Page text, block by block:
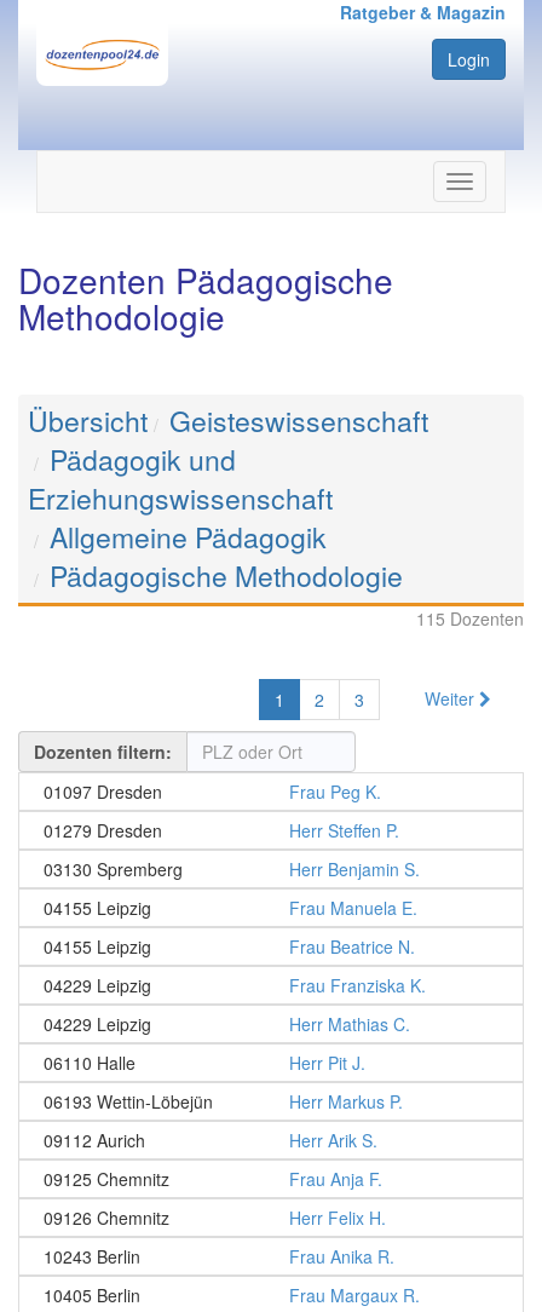
Ratgeber & Magazin
Login
Navigation
ein-/
Dozenten Pädagogische
Methodologie
Übersicht Geisteswissenschaft
Pädagogik und
Erziehungswissenschaft
Allgemeine Pädagogik
Pädagogische Methodologie
115 Dozenten
1 2 3 Weiter
Dozenten filtern:
01097 Dresden
Frau Peg K.
01279 Dresden
Herr Steffen P.
03130 Spremberg
Herr Benjamin S.
04155 Leipzig
Frau Manuela E.
04155 Leipzig
Frau Beatrice N.
04229 Leipzig
Frau Franziska K.
04229 Leipzig
Herr Mathias C.
06110 Halle
Herr Pit J.
06193 Wettin-Löbejün
Herr Markus P.
09112 Aurich
Herr Arik S.
09125 Chemnitz
Frau Anja F.
09126 Chemnitz
Herr Felix H.
10243 Berlin
Frau Anika R.
10405 Berlin
Frau Margaux R.